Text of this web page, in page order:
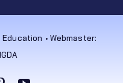
• Webmaster: